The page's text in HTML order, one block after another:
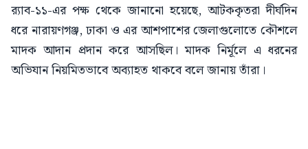
র‍্যাব-১১-এর পক্ষ থেকে জানানো হয়েছে, আটককৃতরা দীর্ঘদিন
ধরে নারায়ণগঞ্জ, ঢাকা ও এর আশপাশের জেলাগুলোতে কৌশলে
মাদক আদান প্রদান করে আসছিল। মাদক নির্মূলে এ ধরনের
অভিযান নিয়মিতভাবে অব্যাহত থাকবে বলে জানায় তাঁরা।